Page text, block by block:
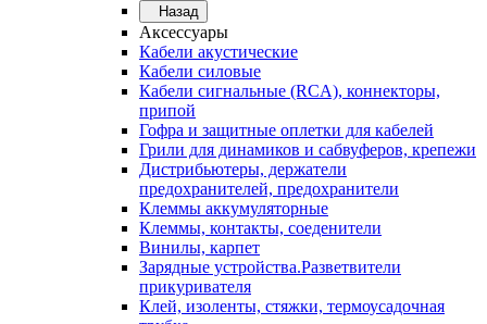
Назад
Аксессуары
Кабели акустические
Кабели силовые
Кабели сигнальные (RCA), коннекторы,
припой
Гофра и защитные оплетки для кабелей
Грили для динамиков и сабвуферов, крепежи
Дистрибьютеры, держатели
предохранителей, предохранители
Клеммы аккумуляторные
Клеммы, контакты, соеденители
Винилы, карпет
Зарядные устройства.Разветвители
прикуривателя
Клей, изоленты, стяжки, термоусадочная